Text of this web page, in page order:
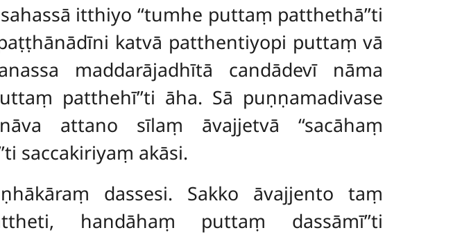
itthiyo ‘‘tumhe puttaṃ patthethā’’ti
katvā patthentiyopi puttaṃ vā
maddarājadhītā candādevī nāma
patthehī’’ti āha. Sā puṇṇamadivase
attano sīlaṃ āvajjetvā ‘‘sacāhaṃ
saccakiriyaṃ akāsi.
dassesi. Sakko āvajjento taṃ
handāhaṃ puttaṃ dassāmī’’ti